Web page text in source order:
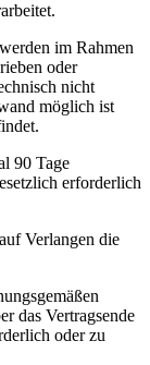
im Rahmen
oder
nicht
möglich ist
90 Tage
erforderlich
Verlangen die
das Vertragsende
oder zu